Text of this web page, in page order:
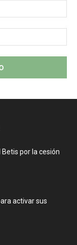
por la cesión
activar sus